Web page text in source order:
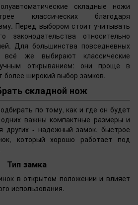
складные ножи
классических благодаря
Перед выбором стоит учитывать
законодательства относительно
Для большинства повседневных
всё же выбирают классические
открыванием: они проще в
широкий выбор замков.
складной нож
по тому, как и где он будет
важны компактные размеры и
других - надёжный замок, быстрое
который хорошо работает под
Тип замка
в открытом положении и влияет
использования.